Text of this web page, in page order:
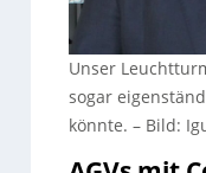
Unser
sogar
könnte. – Bild: